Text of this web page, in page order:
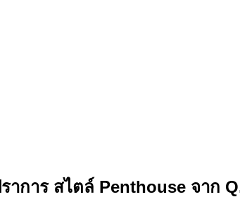
การ สไตล์ Penthouse จาก